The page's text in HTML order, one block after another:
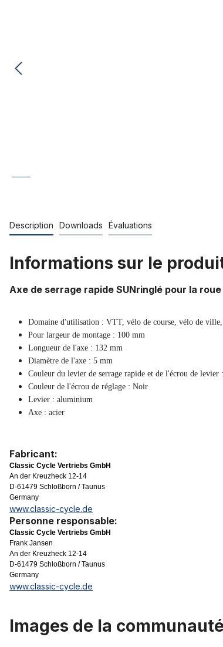
Description Downloads Évaluations
Informations sur le
Axe de serrage rapide SUNringlé pour la
Domaine d'utilisation : VTT, vélo de course, vélo de ville,
Pour largeur de montage : 100 mm
Longueur de l'axe : 132 mm
Diamètre de l'axe : 5 mm
Couleur du levier de serrage rapide et de l'écrou de levier
Couleur de l'écrou de réglage : Noir
Levier : aluminium
Axe : acier
Fabricant:
Classic Cycle Vertriebs GmbH
An der Kreuzheck 12-14
D-61479 Schloßborn / Taunus
Germany
www.classic-cycle.de
Personne responsable:
Classic Cycle Vertriebs GmbH
Frank Jansen
An der Kreuzheck 12-14
D-61479 Schloßborn / Taunus
Germany
www.classic-cycle.de
Images de la communauté